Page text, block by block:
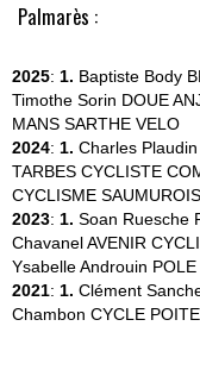
Palmarès :
2025: 1. Baptiste Body
Timothe Sorin DOUE
MANS SARTHE VELO
2024: 1. Charles Plaudin
TARBES CYCLISTE
CYCLISME SAUMUROIS
2023: 1. Soan Ruesche
ChavanelAVENIR
Ysabelle Androuin
2021: 1. Clément
Chambon CYCLE